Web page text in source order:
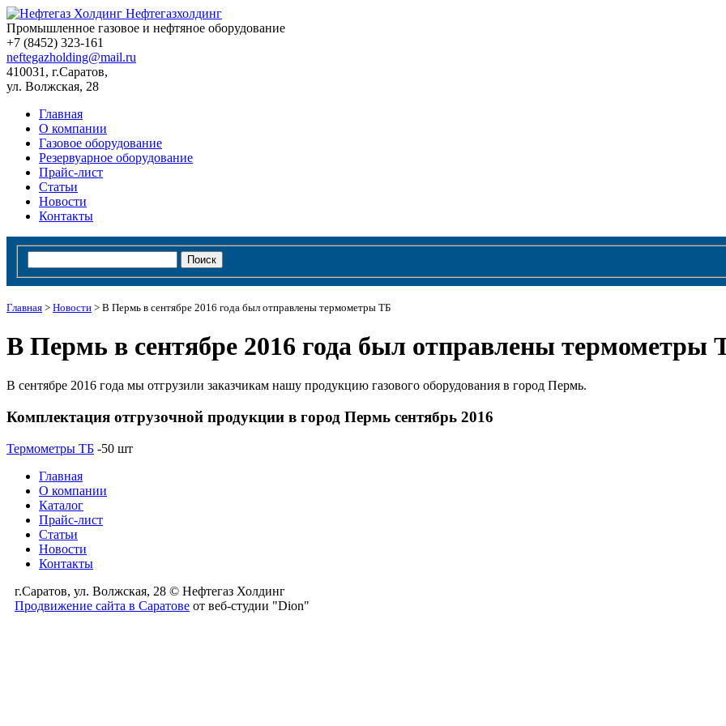
Нефтегазхолдинг
Промышленное газовое и нефтяное оборудование
+7 (8452) 323-161
neftegazholding@mail.ru
410031, г.Саратов,
ул. Волжская, 28
Главная
О компании
Газовое оборудование
Резервуарное оборудование
Прайс-лист
Статьи
Новости
Контакты
Главная > Новости > В Пермь в сентябре 2016 года был отправлены термометры ТБ
В Пермь в сентябре 2016 года был отправлены термометры
В сентябре 2016 года мы отгрузили заказчикам нашу продукцию газового оборудования в город Пермь.
Комплектация отгрузочной продукции в город Пермь сентябрь 2016
Термометры ТБ -50 шт
Главная
О компании
Каталог
Прайс-лист
Статьи
Новости
Контакты
г.Саратов, ул. Волжская, 28 © Нефтегаз Холдинг
Продвижение сайта в Саратове от веб-студии "Dion"